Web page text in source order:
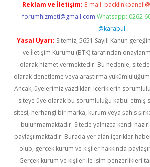
Reklam ve İletişim: E-mail:
forumhizmeti@gmail.com Whatsapp: 0262
@karabul
Yasal Uyarı: Sitemiz, 5651 Sayılı Kanun
ve İletişim Kurumu (BTK) tarafından
olarak hizmet vermektedir. Bu nedenle,
olarak denetleme veya araştırma
Ancak, üyelerimiz yazdıkları içeriklerin
siteye üye olarak bu sorumluluğu kabul etmiş
sitesi, herhangi bir marka, kurum veya şahıs
bulunmamaktadır. Sitede yalnızca kendi
paylaşılmaktadır. Burada yer alan içerikler
olup, gerçek kurum ve kişiler hakkında
Gerçek kurum ve kişiler ile isim benzerlikleri